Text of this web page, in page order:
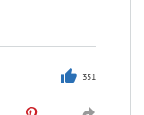
351